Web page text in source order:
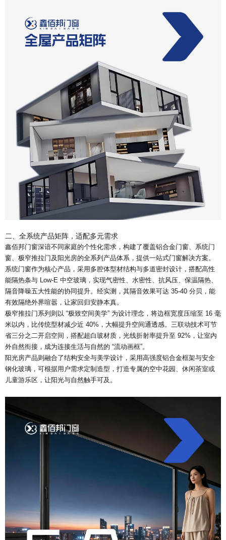
二、全系统产品矩阵，适配多元需求
鑫佰邦门窗深谙不同家庭的个性化需求，构建了覆盖铝合金门窗、系统门
窗、极窄推拉门及阳光房的全系列产品体系，提供一站式门窗解决方案。
系统门窗作为核心产品，采用多腔体型材结构与多道密封设计，搭配高性
能隔热条与 Low-E 中空玻璃，实现气密性、水密性、抗风压、保温隔热、
隔音降噪五大性能的协同提升。经实测，其隔音效果可达 35-40 分贝，能
有效隔绝外界喧嚣，让家回归安静本真。
极窄推拉门系列则以 “极致空间美学” 为设计理念，将边框宽度压缩至 16 毫
米以内，比传统型材减少近 40%，大幅提升空间通透感。三联动技术可节
省三分之二开启空间，搭配超白玻材质，光线折射率提升至 92%，让室内
外自然衔接，成为连接生活与自然的 “流动画框”。
阳光房产品则融合了结构安全与美学设计，采用高强度铝合金框架与安全
钢化玻璃，可根据用户需求定制造型，打造专属的空中花园、休闲茶室或
儿童游乐区，让阳光与自然触手可及。